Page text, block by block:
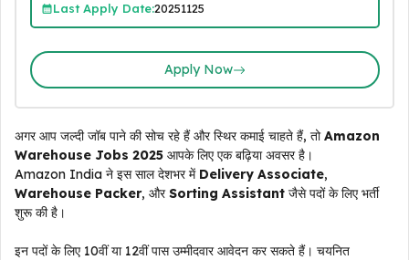
Last Apply Date:20251125
Apply Now
अगर आप जल्दी जॉब पाने की सोच रहे हैं और स्थिर कमाई चाहते हैं, तोAmazon
Warehouse Jobs 2025 आपके लिए एक बढ़िया अवसर है।
Amazon India ने इस साल देशभर में Delivery Associate,
Warehouse Packer, औरSorting Assistant जैसे पदों के लिए भर्ती
शुरू की है।
इन पदों के लिए 10वीं या 12वीं पास उम्मीदवार आवेदन कर सकते हैं। चयनित